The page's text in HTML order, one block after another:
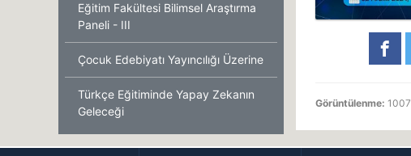
Eğitim Fakültesi Bilimsel Araştırma
Paneli - III
Çocuk Edebiyatı Yayıncılığı Üzerine
Türkçe Eğitiminde Yapay Zekanın
Geleceği
Görüntülenme: 1007